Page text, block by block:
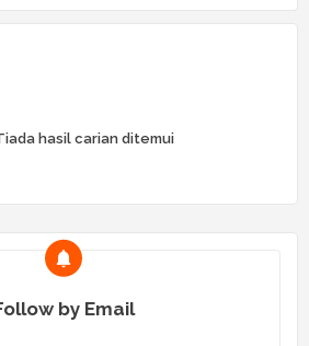
hasil carian ditemui
by Email